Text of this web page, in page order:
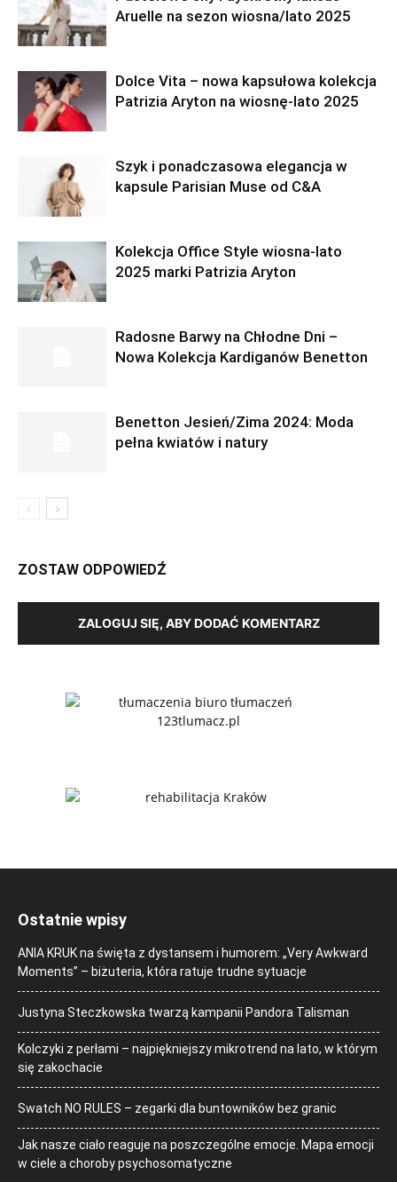
Aruelle na sezon wiosna/lato 2025
Dolce Vita – nowa kapsułowa kolekcja
Patrizia Aryton na wiosnę-lato 2025
Szyk i ponadczasowa elegancja w
kapsule Parisian Muse od C&A
Kolekcja Office Style wiosna-lato
2025 marki Patrizia Aryton
Radosne Barwy na Chłodne Dni –
Nowa Kolekcja Kardiganów Benetton
Benetton Jesień/Zima 2024: Moda
pełna kwiatów i natury
ZOSTAW ODPOWIEDŹ
ZALOGUJ SIĘ, ABY DODAĆ KOMENTARZ
Ostatnie wpisy
ANIA KRUK na święta z dystansem i humorem: „Very Awkward
Moments” – biżuteria, która ratuje trudne sytuacje
Justyna Steczkowska twarzą kampanii Pandora Talisman
Kolczyki z perłami – najpiękniejszy mikrotrend na lato, w którym
się zakochacie
Swatch NO RULES – zegarki dla buntowników bez granic
Jak nasze ciało reaguje na poszczególne emocje. Mapa emocji
w ciele a choroby psychosomatyczne